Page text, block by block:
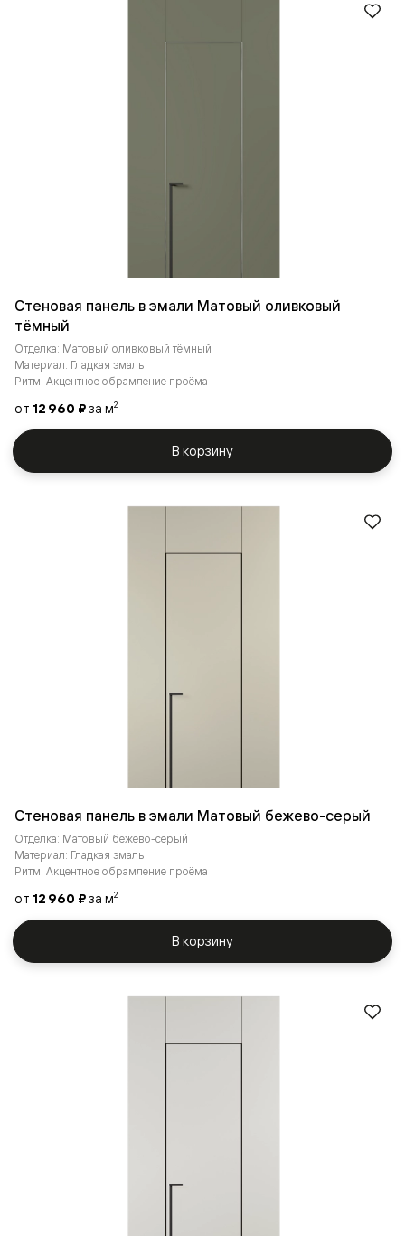
Стеновая панель в эмали Матовый оливковый
тёмный
Отделка: Матовый оливковый тёмный
Материал: Гладкая эмаль
Ритм: Акцентное обрамление проёма
от 12 960 ₽за м2
В корзину
Стеновая панель в эмали Матовый бежево-серый
Отделка: Матовый бежево-серый
Материал: Гладкая эмаль
Ритм: Акцентное обрамление проёма
от 12 960 ₽за м2
В корзину